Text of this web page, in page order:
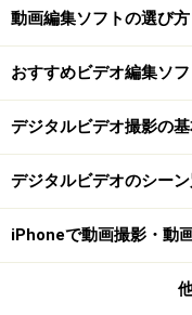
「1440×1080」、「
います。
▲AVCHDけいしき
できる
◎AVCHDとH.264
に
映像を記録するため
たフォーマットです
動画編集ソフトの選び方
おすすめビデオ編集ソ
デジタルビデオ撮影の
デジタルビデオのシー
iPhoneで動画撮影・動